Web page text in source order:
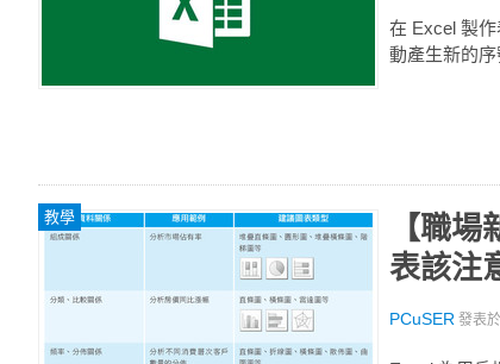
在 Excel 製
動產生新的序
教學
【職
表該注
PCuSER 發表於